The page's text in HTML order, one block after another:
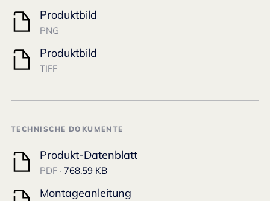
Produktbild
PNG
Produktbild
TIFF
TECHNISCHE DOKUMENTE
Produkt-Datenblatt
PDF · 768.59 KB
Montageanleitung